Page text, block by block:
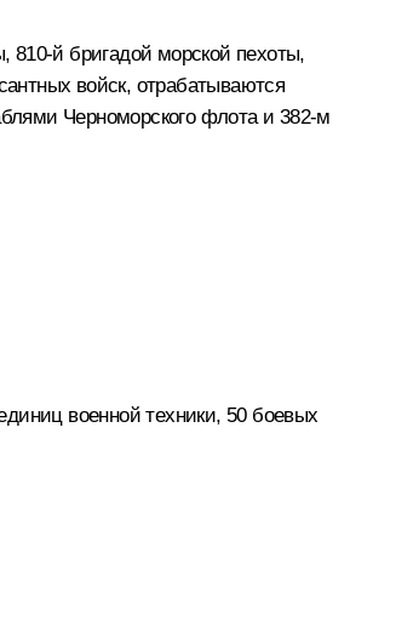
810‑й бригадой морской пехоты,
войск, отрабатываются
Черноморского флота и 382‑м
военной техники, 50 боевых